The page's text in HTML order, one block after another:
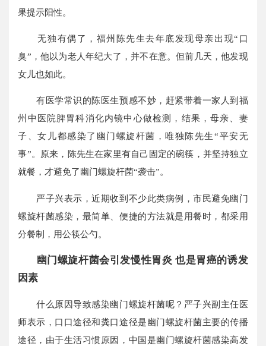
果提示阳性。
无独有偶了，福州陈先生去年底发现母亲出现“口
臭”，他以为老人年纪大了，并不在意。但前几天，他发现
女儿也如此。
有医学常识的陈医生预感不妙，赶紧带着一家人到福
州中医院脾胃科消化内镜中心做检测，结果，母亲、妻
子、女儿都感染了幽门螺旋杆菌，唯独陈先生“平安无
事”。原来，陈先生在家里有自己固定的碗筷，并坚持独立
就餐，才避免了幽门螺旋杆菌“袭击”。
严子兴表示，近期收到不少此类病例，市民避免幽门
螺旋杆菌感染，最简单、便捷的方法就是用餐时，都采用
分餐制，用公筷公勺。
幽门螺旋杆菌会引发慢性胃炎 也是胃癌的诱发
因素
什么原因导致感染幽门螺旋杆菌呢？严子兴副主任医
师表示，口口途径和粪口途径是幽门螺旋杆菌主要的传播
途径，由于生活习惯原因，中国是幽门螺旋杆菌感染高发